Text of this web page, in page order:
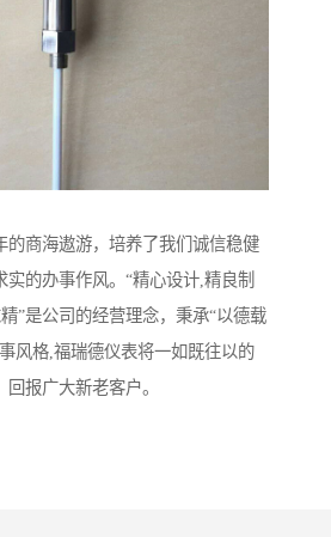
的商海遨游，培养了我们诚信稳健
实的办事作风。“精心设计,精良制
”是公司的经营理念，秉承“以德载
风格,福瑞德仪表将一如既往以的
报广大新老客户。